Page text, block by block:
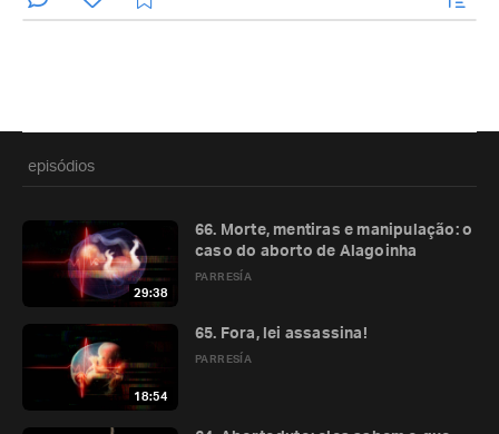
episódios
29:38
PARRESÍA
66. Morte, mentiras e manipulação: o
caso do aborto de Alagoinha
18:54
PARRESÍA
65. Fora, lei assassina!